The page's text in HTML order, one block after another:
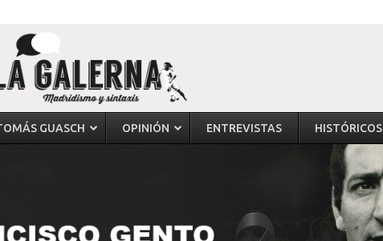
GUASCH OPINIÓN ENTREVISTAS HISTÓRICOS